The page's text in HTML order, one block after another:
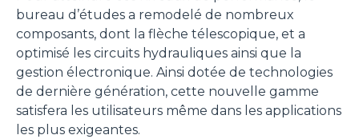
bureau d’études a remodelé de nombreux
composants, dont la flèche télescopique, et a
optimisé les circuits hydrauliques ainsi que la
gestion électronique. Ainsi dotée de technologies
de dernière génération, cette nouvelle gamme
satisfera les utilisateurs même dans les applications
les plus exigeantes.